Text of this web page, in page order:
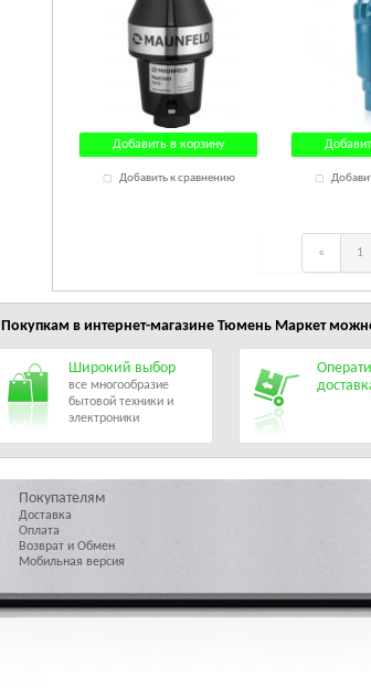
Добавить в корзину
Добавить к сравнению
« 1
Покупкам в интернет-магазине Тюмень Маркет
Широкий выбор
все многообразие
бытовой техники и
электроники
Покупателям
Доставка
Оплата
Возврат и Обмен
Мобильная версия